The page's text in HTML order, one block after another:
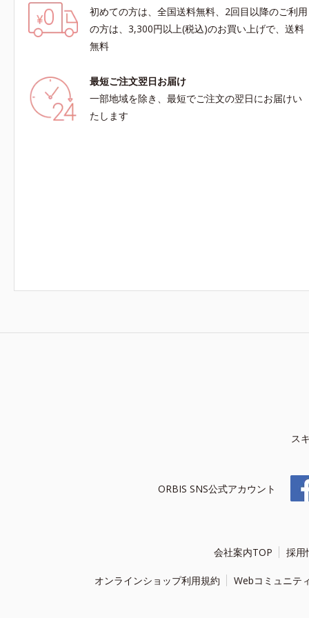
初めての方は、全国送料無料、2回目以降のご利用
の方は、3,300円以上(税込)のお買い上げで、送料
無料
最短ご注文翌日お届け
一部地域を除き、最短でご注文の翌日にお届けい
たします
ス
ORBIS SNS公式アカウント
会社案内TOP 採用
オンラインショップ利用規約 Webコミュニテ